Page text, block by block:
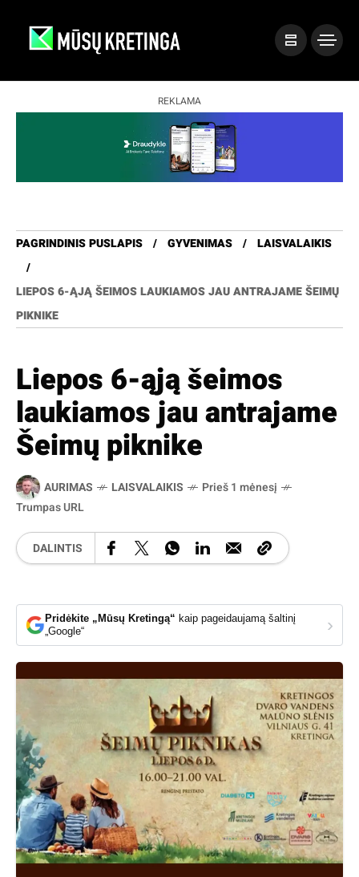
REKLAMA
PAGRINDINIS PUSLAPIS GYVENIMAS LAISVALAIKIS
LIEPOS 6-ĄJĄ ŠEIMOS LAUKIAMOS JAU ANTRAJAME ŠEIMŲ
PIKNIKE
Liepos 6-ąją šeimos
laukiamos jau antrajame
Šeimų piknike
AURIMAS LAISVALAIKIS
Prieš 1 mėnesį
Trumpas URL
DALINTIS
Pridėkite „Mūsų Kretingą“ kaip pageidaujamą šaltinį
„Google“
›